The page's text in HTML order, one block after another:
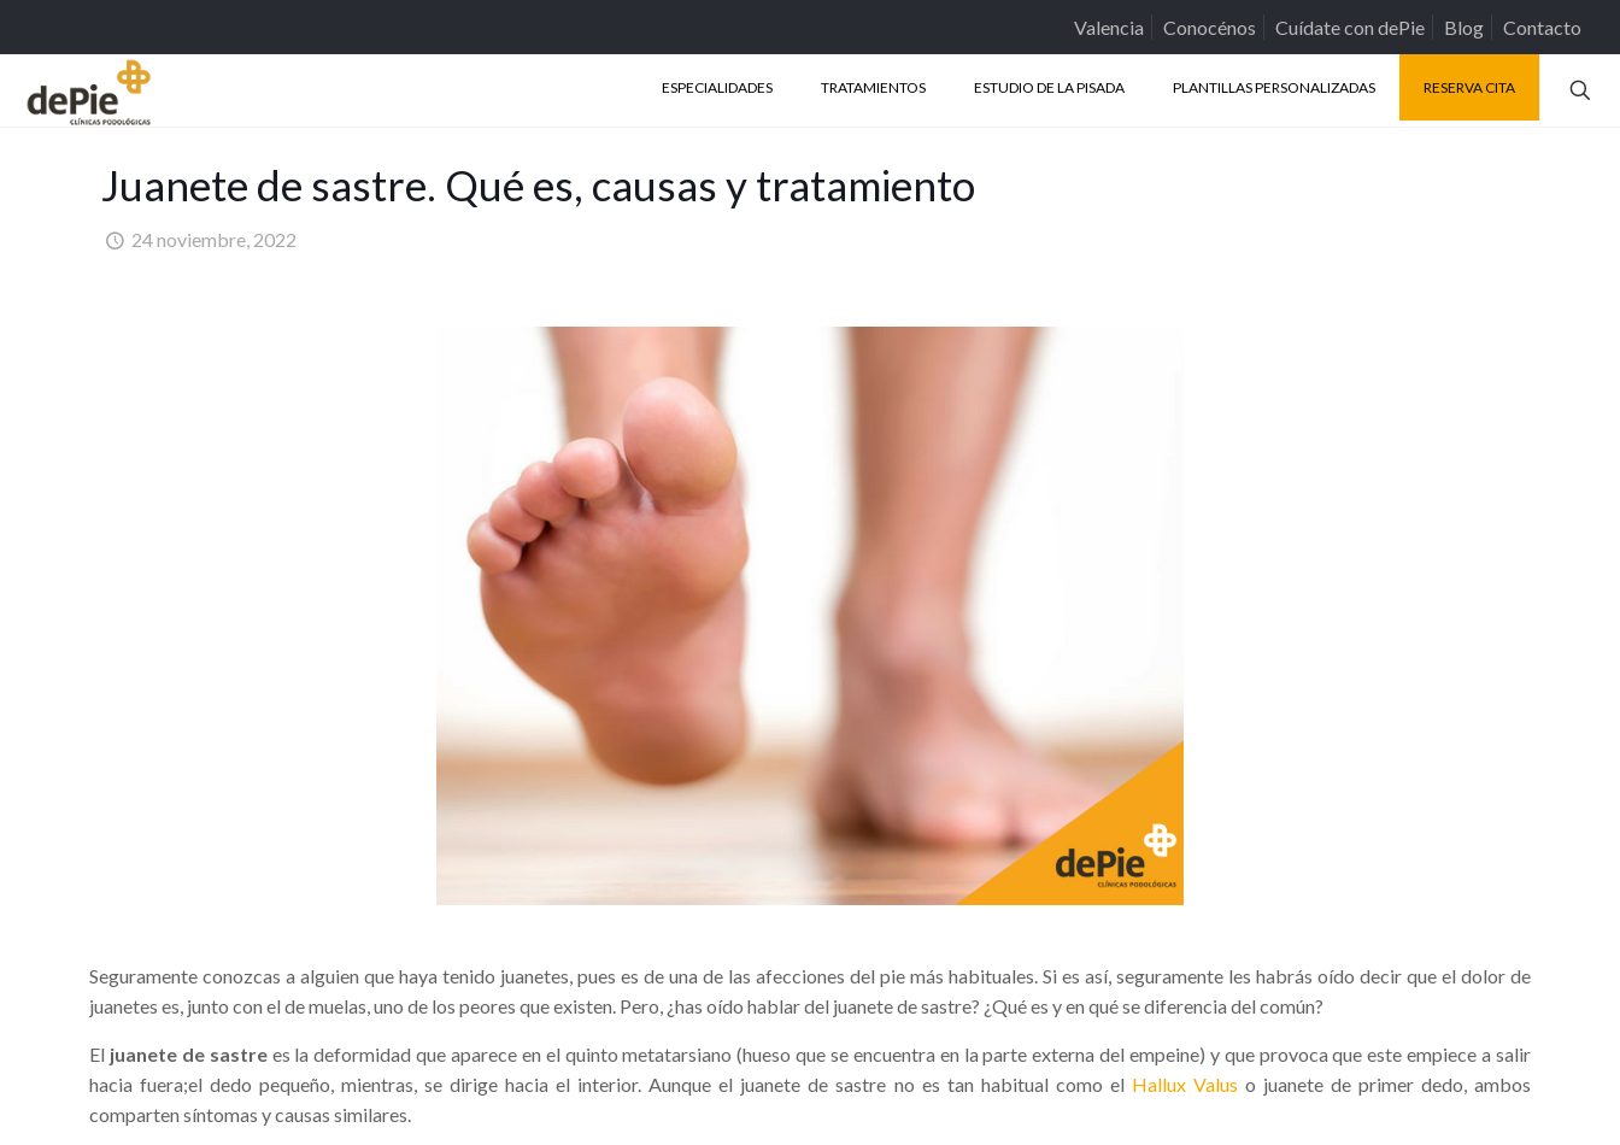
Valencia Conocénos Cuídate con dePie Blog Contacto
ESPECIALIDADES TRATAMIENTOS ESTUDIO DE LA PISADA PLANTILLAS PERSONALIZADAS RESERVA CITA
Juanete de sastre. Qué es, causas y tratamiento
24 noviembre, 2022
Seguramente conozcas a alguien que haya tenido juanetes, pues es de una de las afecciones del pie más habituales. Si es así­, seguramente les habrás oí­do decir que el dolor de
juanetes es, junto con el de muelas, uno de los peores que existen. Pero, ¿has oí­do hablar del juanete de sastre? ¿Qué es y en qué se diferencia del común?
El juanete de sastrees la deformidad que aparece en el quinto metatarsiano (hueso que se encuentra en la parte externa del empeine) y que provoca que este empiece a salir
hacia fuera;el dedo pequeño, mientras, se dirige hacia el interior. Aunque el juanete de sastre no es tan habitual como el Hallux Valus o juanete de primer dedo, ambos
comparten sí­ntomas y causas similares.